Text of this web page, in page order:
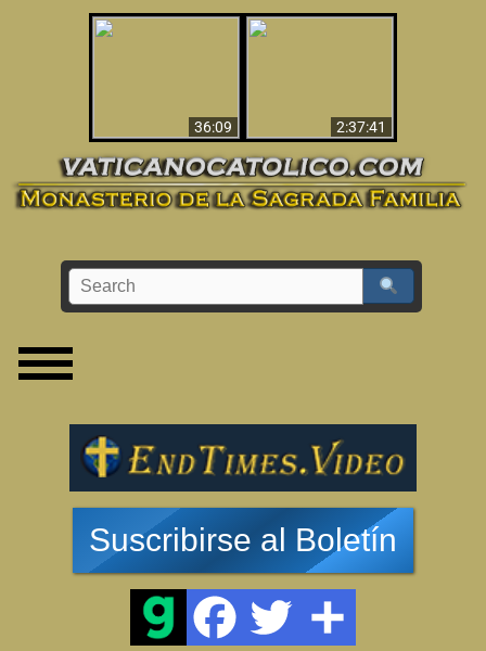
36:09
2:37:41
Suscribirse al Boletín